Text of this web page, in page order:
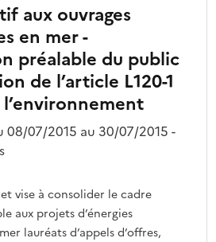
aux ouvrages
en mer -
préalable du public
de l’article L120-1
07/2015 au 30/07/2015 -
vise à consolider le cadre
aux projets d’énergies
lauréats d’appels d’offres,